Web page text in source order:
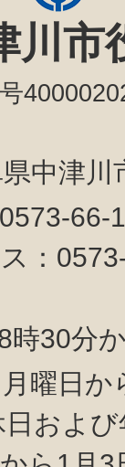
川市
中津
0573-
：
時30分
曜日か
日およ